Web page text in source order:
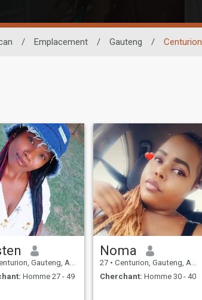
/ Emplacement / Gauteng / Centurion
Gauteng, Afrique du Sud
Homme 27 - 49
Noma
27 • Centurion, Gauteng, Afrique du Sud
Cherchant: Homme 30 - 40